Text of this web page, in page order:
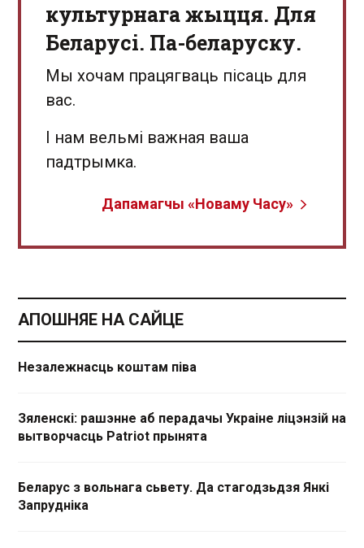
культурнага жыцця. Для
Беларусі. Па-беларуску.
Мы хочам працягваць пісаць для
вас.
І нам вельмі важная ваша
падтрымка.
Дапамагчы «Новаму Часу»
АПОШНЯЕ НА САЙЦЕ
Незалежнасць коштам піва
Зяленскі: рашэнне аб перадачы Украіне ліцэнзій на
вытворчасць Patriot прынята
Беларус з вольнага сьвету. Да стагодзьдзя Янкі
Запрудніка